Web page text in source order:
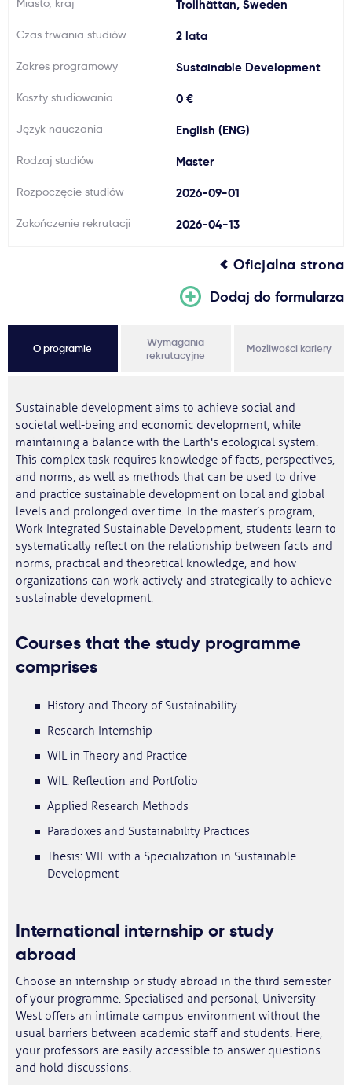
Usługi
Aktualności
Miasto, kraj Trollhättan, Sweden
Czas trwania studiów 2 lata
Zakres programowy Sustainable Development
Koszty studiowania 0 €
Język nauczania English (ENG)
Rodzaj studiów Master
Rozpoczęcie studiów 2026-09-01
Zakończenie rekrutacji 2026-04-13
Oficjalna strona
Dodaj do formularza
O programie
Wymagania
rekrutacyjne
Możliwości kariery
Sustainable development aims to achieve social and
societal well-being and economic development, while
maintaining a balance with the Earth's ecological system.
This complex task requires knowledge of facts, perspectives,
and norms, as well as methods that can be used to drive
and practice sustainable development on local and global
levels and prolonged over time. In the master’s program,
Work Integrated Sustainable Development, students learn to
systematically reflect on the relationship between facts and
norms, practical and theoretical knowledge, and how
organizations can work actively and strategically to achieve
sustainable development.
Courses that the study programme
comprises
History and Theory of Sustainability
Research Internship
WIL in Theory and Practice
WIL: Reflection and Portfolio
Applied Research Methods
Paradoxes and Sustainability Practices
Thesis: WIL with a Specialization in Sustainable
Development
International internship or study
abroad
Choose an internship or study abroad in the third semester
of your programme. Specialised and personal, University
West offers an intimate campus environment without the
usual barriers between academic staff and students. Here,
your professors are easily accessible to answer questions
and hold discussions.